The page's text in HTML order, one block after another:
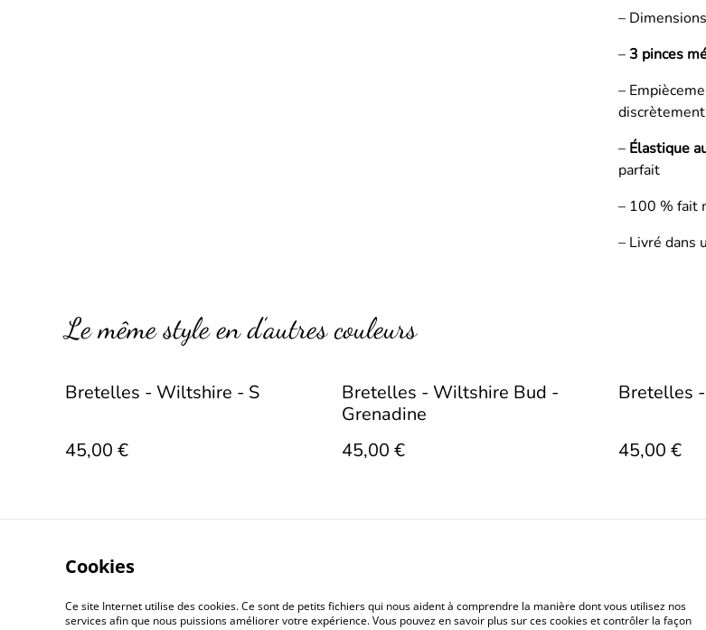
–
– 3 pinces
–
discrètement
– Élastique
parfait
– 100 % fait
– Livré dans
Le même style en d’autres couleurs
Bretelles - Wiltshire - S
45,00 €
Bretelles - Wiltshire Bud -
Grenadine
45,00 €
Bretelles
45,00 €
Conditions générales Politique de Politique de
Cookies
Ce site Internet utilise des cookies. Ce sont de petits fichiers qui nous aident à comprendre la manière dont vous utilisez nos
services afin que nous puissions améliorer votre expérience. Vous pouvez en savoir plus sur ces cookies et contrôler la façon